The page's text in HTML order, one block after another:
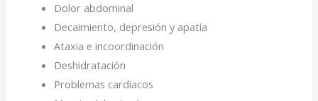
Dolor abdominal
Decaimiento, depresión y apatía
Ataxia e incoordinación
Deshidratación
Problemas cardiacos